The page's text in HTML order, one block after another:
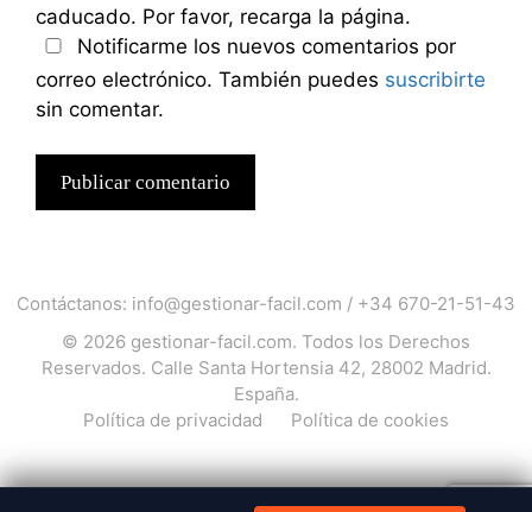
caducado. Por favor, recarga la página.
Notificarme los nuevos comentarios por
correo electrónico. También puedes suscribirte
sin comentar.
Contáctanos: info@gestionar-facil.com / +34 670-21-51-43
© 2026 gestionar-facil.com. Todos los Derechos
Reservados. Calle Santa Hortensia 42, 28002 Madrid.
España.
Política de privacidad
Política de cookies